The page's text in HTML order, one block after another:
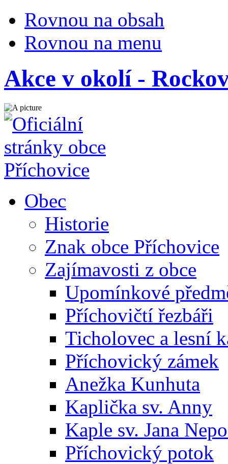
Rovnou na obsah
Rovnou na menu
Akce v okolí -
Obec
Historie
Znak obce Příchovice
Zajímavosti z obce
Upomínkové
Příchovičtí řezbáři
Ticholovec a lesní
Příchovický zámek
Anežka Kunhuta
Kaplička sv. Anny
Kaple sv. Jana
Příchovický potok